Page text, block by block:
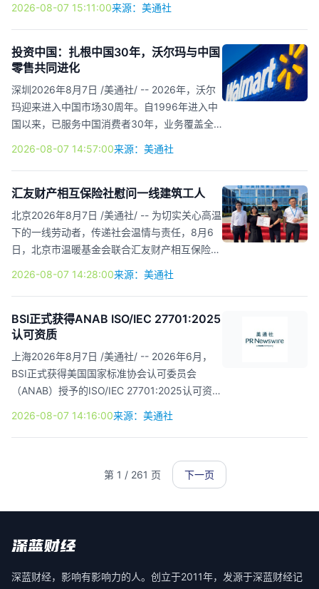
ICS025N21T...
Cyble 今日在 Black Hat USA 2026 上推出全新
升级的 Cyble Titan，将芯片级可信证明、AI 原
生威胁情报、BlazeAI 驱动的攻击重构、暴露面
管理及自主响应能力整合至统一的终端安全平
台。Titan 可帮助安全团队获取可信证据，更快
掌握攻击全貌，并更有把握地采取响应行动。
网络攻击早已突破终端边界。攻击活动横跨身份
并...
2026-08-07 15:11:00来源：美通社
投资中国：扎根中国30年，沃尔玛与中国
零售共同进化
深圳2026年8月7日 /美通社/ -- 2026年，沃尔
玛迎来进入中国市场30周年。自1996年进入中
国以来，已服务中国消费者30年，业务覆盖全
净销售额80亿美元，同比增长22.3%，沃尔玛商
店与山姆会员商店均实现两位数增长，展现出持
续的增长动能。 沃尔玛扎根中国的长期发展，
也获得主流媒体关注。近日，《人民日报》"投
资中国 共享中国式现代化机遇"专题对沃尔玛进
行采访，通过沃尔玛中国总裁及首席执行官朱晓
对中国市场的长期信心。 "中国已成长为全球第
二大消...
2026-08-07 14:57:00来源：美通社
汇友财产相互保险社慰问一线建筑工人
北京2026年8月7日 /美通社/ -- 为切实关心高温
下的一线劳动者，传递社会温情与责任，8月6
日，北京市温暖基金会联合汇友财产相互保险
车-清凉一夏"公益慰问活动，为奋战在施工一线
的建筑工友送去夏日清凉与诚挚关怀。 座谈会
上，中建二局施工项目部详细介绍了项目建设推
进情况、整体施工规划、安全生产管控措施，以
及一线从业人员工作条件、生活保障等相关情
况。汇友相互副总经理阴舒龙在座谈中指出：全
体一线建设者始终坚守施工一线，克服夏季高温
障...
2026-08-07 14:28:00来源：美通社
BSI正式获得ANAB ISO/IEC 27701:2025
认可资质
上海2026年8月7日 /美通社/ -- 2026年6月，
BSI正式获得美国国家标准协会认可委员会
（ANAB）授予的ISO/IEC 27701:2025认可资
（PIMS）独立认证能力的机构之一。自此，BSI
可为全球客户颁发获得ANAB国际互认框架认可
的ISO/IEC 27701:2025证书，助力企业以更权
威、更高效的方式向全球市场证明其隐私合规水
书" ANAB（ANSI National Accreditation
国家标准协会（ANSI）的全资非营利认可机
2026-08-07 14:16:00来源：美通社
第 1 / 261 页 下一页
深蓝财经，影响有影响力的人。创立于2011年，发源于深蓝财经记